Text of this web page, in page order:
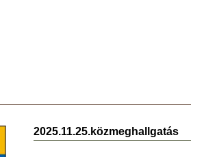
2025.11.25.közmeghallgatás